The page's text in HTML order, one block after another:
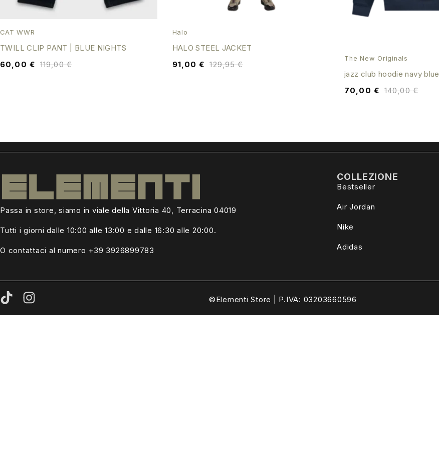
CAT WWR
TWILL CLIP PANT | BLUE NIGHTS
119,00€
60,00 €
Halo
HALO STEEL JACKET
129,95€
91,00€
The New Originals
jazz club hoodie navy blue
140,00€
70,00 €
Passa in store, siamo in viale della Vittoria 40, Terracina 04019
Tutti i giorni dalle 10:00 alle 13:00 e dalle 16:30 alle 20:00.
O contattaci al numero +39 3926899783
COLLEZIONE
Bestseller
Air Jordan
Nike
Adidas
©Elementi Store | P.IVA: 03203660596